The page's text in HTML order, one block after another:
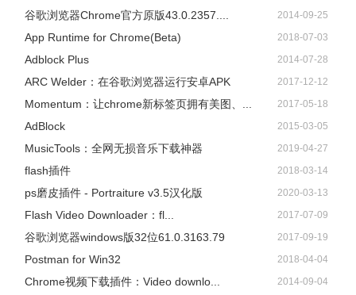
谷歌浏览器Chrome官方原版43.0.2357.... 2014-09-25
App Runtime for Chrome(Beta) 2018-07-03
Adblock Plus 2014-07-28
ARC Welder：在谷歌浏览器运行安卓APK 2017-12-12
Momentum：让chrome新标签页拥有美图、... 2017-05-18
AdBlock 2015-03-05
​MusicTools：全网无损音乐下载神器 2019-04-27
flash插件 2018-03-14
ps磨皮插件 - Portraiture v3.5汉化版 2020-03-13
Flash Video Downloader：fl... 2017-07-09
谷歌浏览器windows版32位61.0.3163.79 2017-09-19
Postman for Win32 2018-04-04
Chrome视频下载插件：Video downlo... 2014-09-04